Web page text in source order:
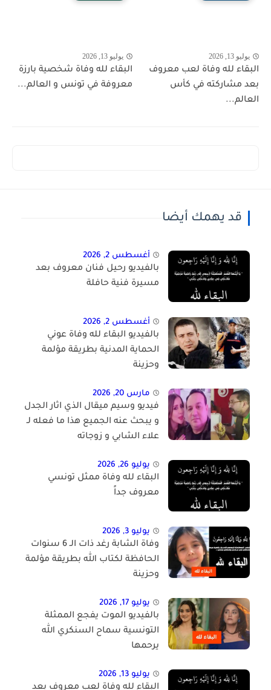
يوليو 13, 2026
البقاء لله وفاة لعب معروف
بعد مشاركته في كأس
العالم...
يوليو 13, 2026
البقاء لله وفاة شخصية بارزة
معروفة في تونس و العالم...
قد يهمك أيضا
أغسطس 2, 2026
بالفيديو رحيل فنان معروف بعد
مسيرة فنية حافلة
أغسطس 2, 2026
بالفيديو البقاء لله وفاة عوني
الحماية المدنية بطريقة مؤلمة
وحزينة
مارس 20, 2026
فيديو وسيم ميقال الذي اثار الجدل
و يبحث عنه الجميع هذا ما فعله لـ
علاء الشابي و زوجاته
يوليو 26, 2026
البقاء لله وفاة ممثل تونسي
معروف جداً
يوليو 3, 2026
وفاة الشابة رغد ذات الـ 6 سنوات
الحافظة لكتاب الله بطريقة مؤلمة
وحزينة
يوليو 17, 2026
بالفيديو الموت يفجع الممثلة
التونسية سماح السنكري الله
يرحمها
يوليو 13, 2026
البقاء لله وفاة لعب معروف بعد